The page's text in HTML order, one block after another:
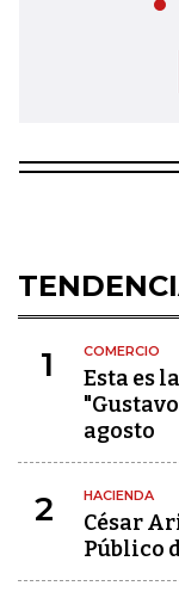
1 COMERCIO
Esta es
agosto
2 HACIENDA
César
Público